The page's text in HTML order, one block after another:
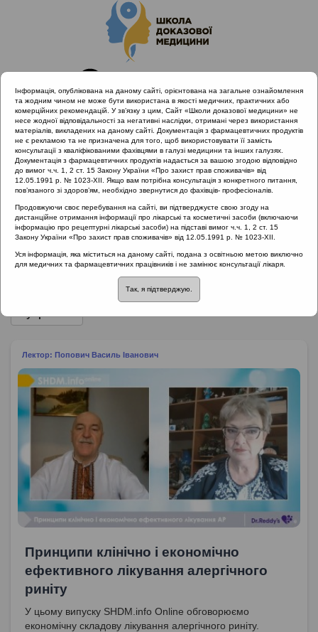
Головна
Проведені заходи
SHDM.info | Принципи клінічно і економічно ефективного
лікування алергічного риніту
SHDM.info | Принципи клінічно і
економічно ефективного лікування
алергічного риніту
Лектор: Попович Василь Іванович
Принципи клінічно і економічно
ефективного лікування алергічного
риніту
У цьому випуску SHDM.info Online обговорюємо
економічну складову лікування алергічного риніту.
Інформація, опублікована на даному сайті, орієнтована на загальне ознайомлення
та жодним чином не може бути використана в якості медичних, практичних або
комерційних рекомендацій. У зв’язку з цим, Сайт «Школи доказової медицини» не
несе жодної відповідальності за негативні наслідки, отримані через використання
матеріалів, викладених на даному сайті. Документація з фармацевтичних продуктів
не є рекламою та не призначена для того, щоб використовувати її замість
консультації з кваліфікованими фахівцями в галузі медицини та інших галузях.
Документація з фармацевтичних продуктів надається за вашою згодою відповідно
до вимог ч.ч. 1, 2 ст. 15 Закону України «Про захист прав споживачів» від
12.05.1991 р. № 1023-XII. Якщо вам потрібна консультація з конкретного питання,
пов’язаного зі здоров’ям, необхідно звернутися до фахівців- професіоналів.
Продовжуючи своє перебування на сайті, ви підтверджуєте свою згоду на
дистанційне отримання інформації про лікарські та косметичні засоби (включаючи
інформацію про рецептурні лікарські засоби) на підставі вимог ч.ч. 1, 2 ст. 15
Закону України «Про захист прав споживачів» від 12.05.1991 р. № 1023-XII.
Уся інформація, яка міститься на даному сайті, подана з освітньою метою виключно
для медичних та фармацевтичних працівників і не замінює консультації лікаря.
Так, я підтверджую.